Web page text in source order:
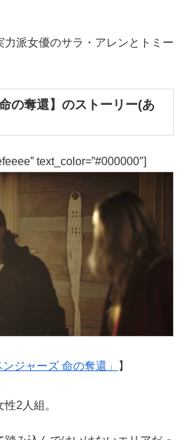
力派女優のサラ・アレンとトミー
の奪還】のストーリー(あ
text_color=”#000000″]
ジャーズ 命の奪還」
】
2人組。